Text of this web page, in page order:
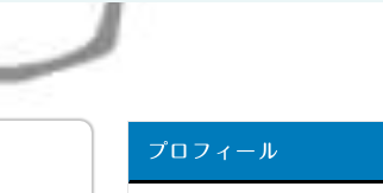
プロフィール